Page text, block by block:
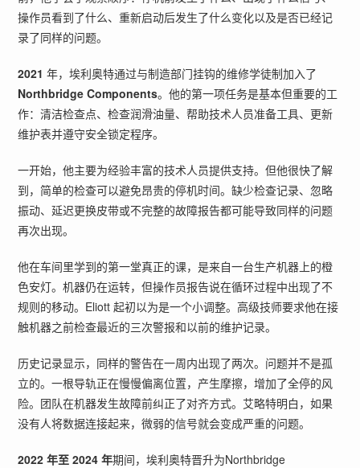
操作员看到了什么、重新启动后发生了什么变化以及是否已经记
录了同样的问题。
2021 年，埃利奥特通过与制造部门挂钩的维修学徒制加入了
Northbridge Components。他的第一项任务是基本但重要的工
作：清洁检查点、检查润滑油量、帮助技术人员准备工具、更新
维护表并遵守安全锁定程序。
一开始，他主要为经验丰富的技术人员提供支持。但他很快了解
到，简单的检查可以避免昂贵的停机时间。缺少检查记录、忽略
振动、延迟更换皮带或不完整的故障报告都可能导致同样的问题
再次出现。
他在车间里学到的第一堂真正的课，是来自一台生产机器上的橙
色安灯。机器仍在运转，但操作员报告说在循环过程中出现了不
规则的移动。Eliott 起初以为是一个小调整。高级技师要求他在接
触机器之前检查最近的三次警报和以前的维护记录。
历史记录显示，同样的警告在一周内出现了两次。问题并不是孤
立的。一根导轨正在慢慢偏离位置，产生摩擦，增加了全停的风
险。团队在机器发生故障前纠正了对齐方式。艾略特明白，如果
没有人将数据连接起来，微弱的信号就会变成严重的问题。
2022 年至 2024 年期间，埃利奥特晋升为Northbridge